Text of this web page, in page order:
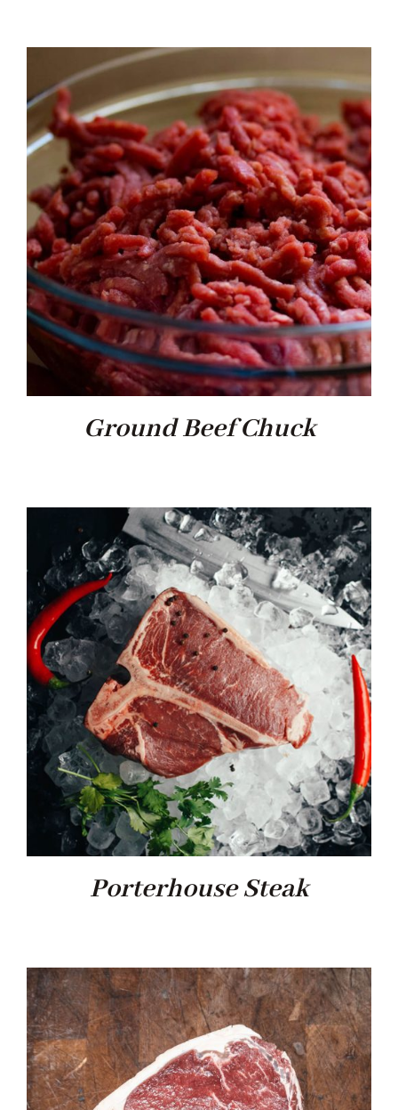
NOTICIES
CONTACTE
Ground Beef Chuck
Porterhouse Steak